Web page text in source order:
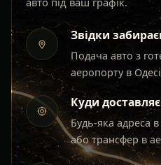
Звідки
Подача авто з
аеропорту в
Куди
Будь-яка адреса
або трансфер в